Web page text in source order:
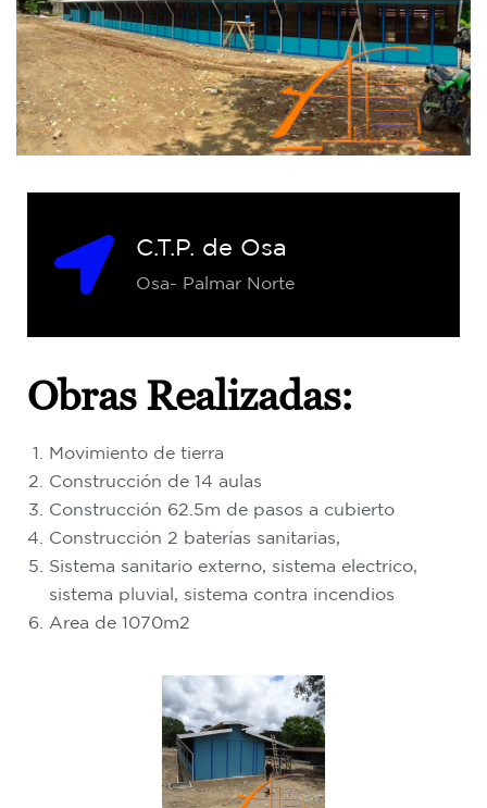
C.T.P. de Osa
Osa- Palmar Norte
Obras Realizadas:
Movimiento de tierra
Construcción de 14 aulas
Construcción 62.5m de pasos a cubierto
Construcción 2 baterías sanitarias,
Sistema sanitario externo, sistema electrico,
sistema pluvial, sistema contra incendios
Area de 1070m2